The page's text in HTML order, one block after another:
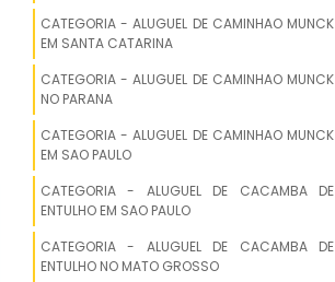
ALUGUEL DE CAMINHAO MUNCK EM
ALUGUEL DE CAMINHAO MUNCK EM RIO
DO SUL
ARARANGUA
ALUGUEL DE CAMINHAO MUNCK EM
GASPAR
CATEGORIA - ALUGUEL DE CAMINHAO MUNCK
EM SANTA CATARINA
CATEGORIA - ALUGUEL DE CAMINHAO MUNCK
NO PARANA
CATEGORIA - ALUGUEL DE CAMINHAO MUNCK
EM SAO PAULO
CATEGORIA - ALUGUEL DE CACAMBA DE
ENTULHO EM SAO PAULO
CATEGORIA - ALUGUEL DE CACAMBA DE
ENTULHO NO MATO GROSSO